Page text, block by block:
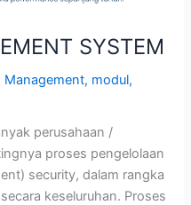
SYSTEM
Management, modul,
perusahaan /
proses pengelolaan
security, dalam rangka
keseluruhan. Proses